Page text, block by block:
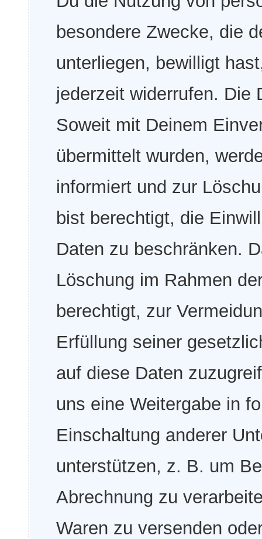
besondere Zwecke, die
unterliegen, bewilligt
jederzeit widerrufen. Die
Soweit mit Deinem
übermittelt wurden,
informiert und zur
bist berechtigt, die
Daten zu beschränken.
Löschung im Rahmen
berechtigt, zur
Erfüllung seiner
auf diese Daten
uns eine Weitergabe in
Einschaltung anderer
unterstützen, z. B. um
Abrechnung zu
Waren zu versenden